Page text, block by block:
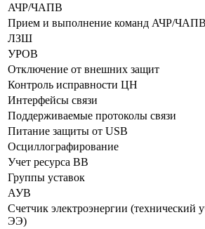
АЧР/ЧАПВ
Прием и выполнение команд АЧР/ЧАПВ
ЛЗШ
УРОВ
Отключение от внешних защит
Контроль исправности ЦН
Интерфейсы связи
Поддерживаемые протоколы связи
Питание защиты от USB
Осциллографирование
Учет ресурса ВВ
Группы уставок
АУВ
Счетчик электроэнергии (технический
ЭЭ)